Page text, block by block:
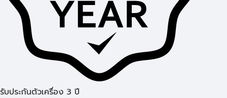
รับประกันตัวเครื่อง 3 ปี